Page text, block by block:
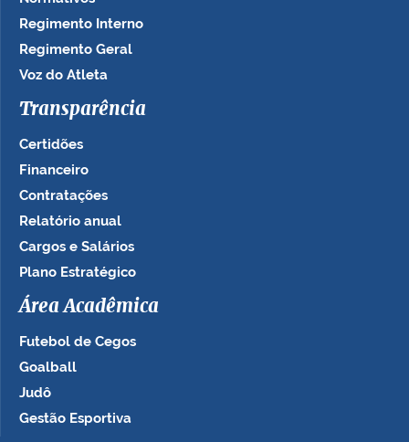
Regimento Interno
Regimento Geral
Voz do Atleta
Transparência
Certidões
Financeiro
Contratações
Relatório anual
Cargos e Salários
Plano Estratégico
Área Acadêmica
Futebol de Cegos
Goalball
Judô
Gestão Esportiva